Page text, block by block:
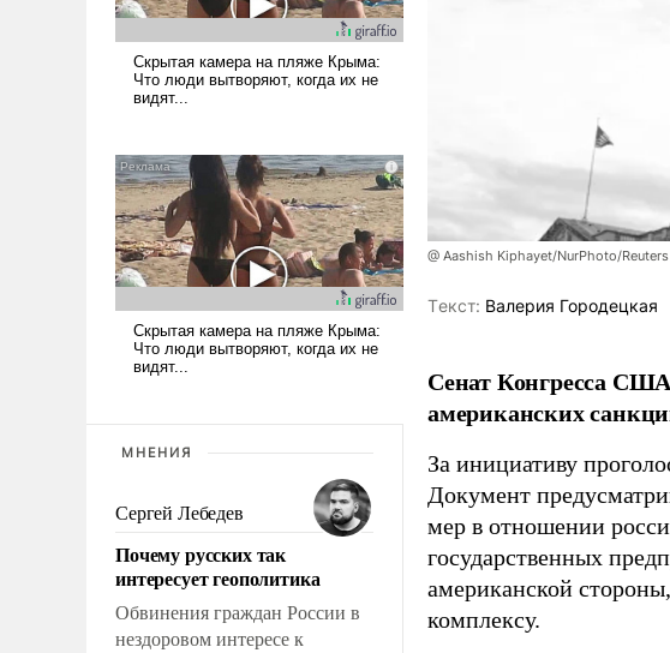
МНЕНИЯ
Сергей Лебедев
Почему русских так
интересует геополитика
Обвинения граждан России в
нездоровом интересе к
@ Aashish Kiphayet/NurPhoto/Reuters
Tекст: Валерия Городецкая
Сенат Конгресса США
американских
За инициативу
Документ
мер в отношении
государственных
американской
комплексу.